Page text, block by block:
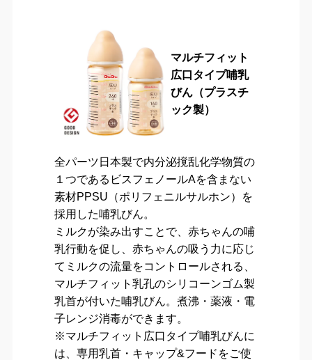
マルチフィット
広口タイプ哺乳
びん（プラスチ
ック製）
全パーツ日本製で内分泌撹乱化学物質の
１つであるビスフェノールAを含まない
素材PPSU（ポリフェニルサルホン）を
採用した哺乳びん。
ミルクが染み出すことで、赤ちゃんの哺
乳行動を促し、赤ちゃんの吸う力に応じ
てミルクの流量をコントロールされる、
マルチフィット乳孔のシリコーンゴム製
乳首が付いた哺乳びん。煮沸・薬液・電
子レンジ消毒ができます。
※マルチフィット広口タイプ哺乳びんに
は、専用乳首・キャップ&フードをご使